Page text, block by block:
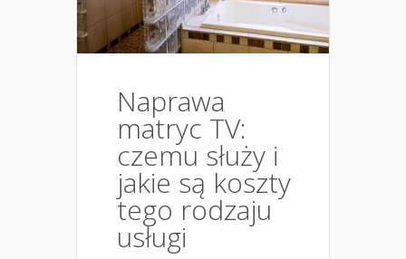
Naprawa
matryc TV:
czemu służy i
jakie są koszty
tego rodzaju
usługi